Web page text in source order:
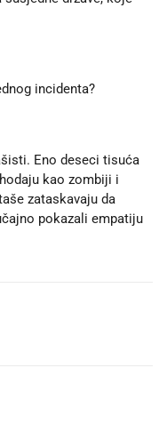
incidenta?
Eno deseci tisuća
kao zombiji i
zataskavaju da
pokazali empatiju